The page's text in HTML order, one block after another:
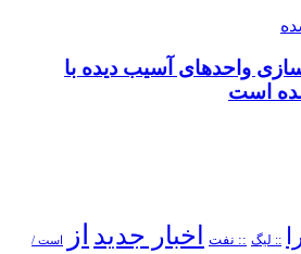
واحدهای آسیب دیده با
است
:: لیگ :: نفت اخبار جدید از است /